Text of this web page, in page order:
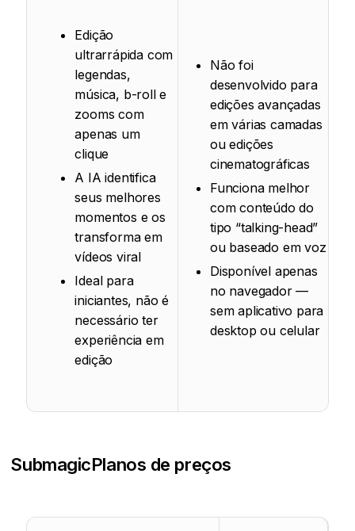
Edição
ultrarrápida com
legendas,
música, b-roll e
zooms com
apenas um
clique
A IA identifica
seus melhores
momentos e os
transforma em
vídeos viral
Ideal para
iniciantes, não é
necessário ter
experiência em
edição
Não foi
desenvolvido para
edições avançadas
em várias camadas
ou edições
cinematográficas
Funciona melhor
com conteúdo do
tipo “talking-head”
ou baseado em voz
Disponível apenas
no navegador —
sem aplicativo para
desktop ou celular
SubmagicPlanos de preços